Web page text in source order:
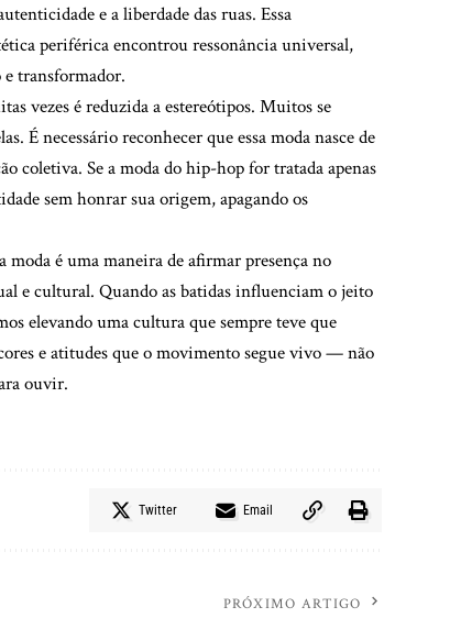
e a liberdade das ruas. Essa
periférica encontrou ressonância universal,
transformador.
vezes é reduzida a estereótipos. Muitos se
É necessário reconhecer que essa moda nasce de
coletiva. Se a moda do hip-hop for tratada apenas
sem honrar sua origem, apagando os
é uma maneira de afirmar presença no
e cultural. Quando as batidas influenciam o jeito
elevando uma cultura que sempre teve que
e atitudes que o movimento segue vivo — não
ouvir.
Twitter Email
PRÓXIMO ARTIGO